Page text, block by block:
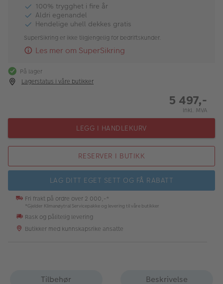
Fotokurs
Inspirasjon
Butikkoversikt
100% trygghet i fire år
Aldri egenandel
Hendelige uhell dekkes gratis
SuperSikring er ikke tilgjengelig for bedriftskunder.
Les mer om SuperSikring
På lager
Lagerstatus i våre butikker
5 497,-
Inkl. MVA
LEGG I HANDLEKURV
RESERVER I BUTIKK
LAG DITT EGET SETT OG FÅ RABATT
Fri frakt på ordre over 2 000,-*
*Gjelder Klimanøytral Servicepakke og levering til våre butikker
Rask og pålitelig levering
Butikker med kunnskapsrike ansatte
Tilbehør
Beskrivelse